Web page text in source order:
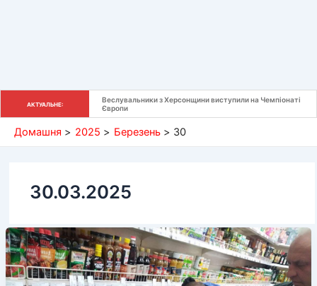
АКТУАЛЬНЕ:
Веслувальники з Херсонщини виступили на Чемпіонаті
Європи
Домашня 2025 Березень 30
30.03.2025